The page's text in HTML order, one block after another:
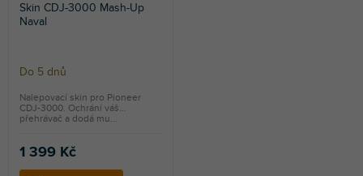
Skin CDJ-3000 Mash-Up
Naval
Do 5 dnů
1 399 Kč
Nalepovací skin pro Pioneer
CDJ-3000. Ochrání váš
přehrávač a dodá mu...